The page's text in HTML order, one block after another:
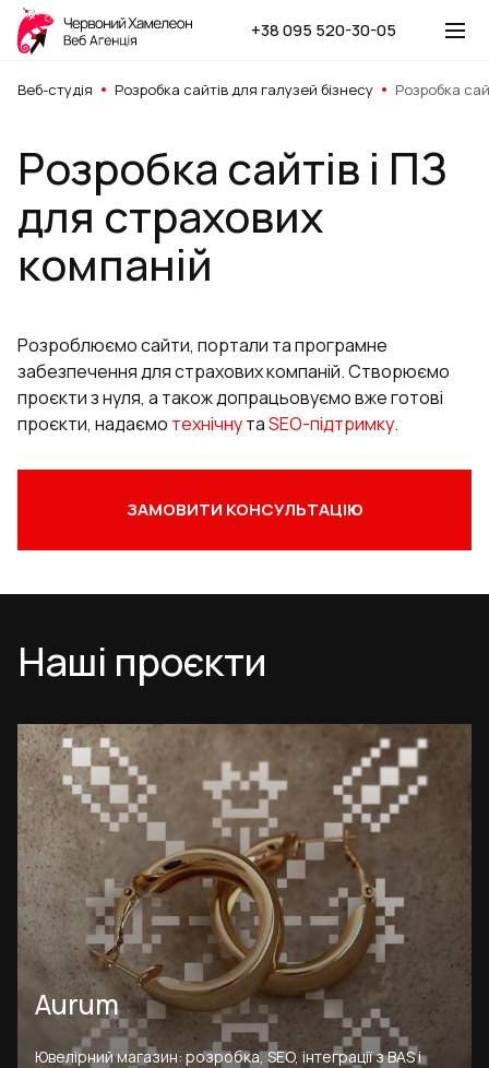
+38 095 520-30-05
Веб-студія Розробка сайтів для галузей бізнесу Розробка
Розробка сайтів і ПЗ
для страхових
компаній
Розроблюємо сайти, портали та програмне
забезпечення для страхових компаній. Створюємо
проєкти з нуля, а також допрацьовуємо вже готові
проєкти, надаємо технічнутаSEO-підтримку.
ЗАМОВИТИ КОНСУЛЬТАЦІЮ
Наші проєкти
Aurum
Ювелірний магазин: розробка, SEO, інтеграції з BAS і